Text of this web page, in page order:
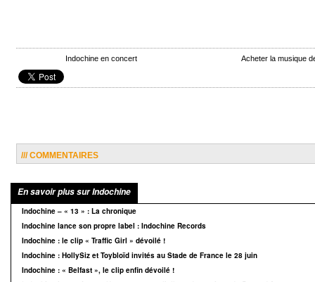
Indochine en concert Acheter la musique
/// COMMENTAIRES
En savoir plus sur Indochine
Indochine – « 13 » : La chronique
Indochine lance son propre label : Indochine Records
Indochine : le clip « Traffic Girl » dévoilé !
Indochine : HollySiz et Toybloïd invités au Stade de France le 28 juin
Indochine : « Belfast », le clip enfin dévoilé !